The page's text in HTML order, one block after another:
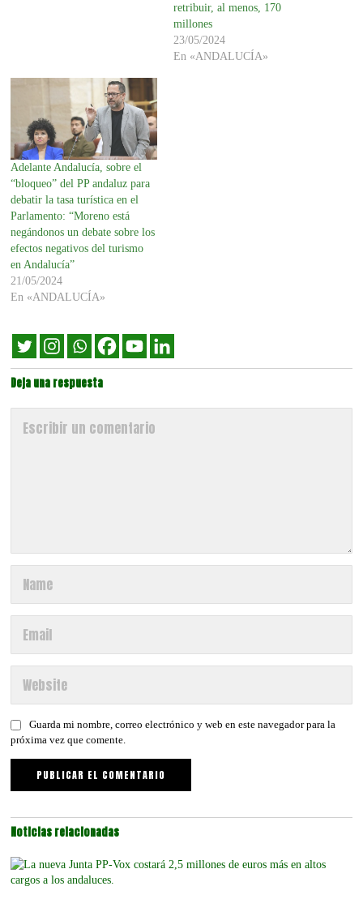
retribuir, al menos, 170
millones
23/05/2024
En «ANDALUCÍA»
Adelante Andalucía, sobre el
“bloqueo” del PP andaluz para
debatir la tasa turística en el
Parlamento: “Moreno está
negándonos un debate sobre los
efectos negativos del turismo
en Andalucía”
21/05/2024
En «ANDALUCÍA»
Deja una respuesta
Guarda mi nombre, correo electrónico y web en este navegador para la
próxima vez que comente.
Noticias relacionadas